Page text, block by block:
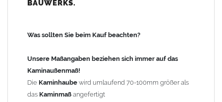
100mm
120mm
140mm
Andere Bohrmaße sind auf Anfrage möglich (Aufpreis
Sonderbohrung 55,99 EUR).
BAUWERKS.
Was sollten Sie beim Kauf beachten?
Unsere Maßangaben beziehen sich immer auf das
Kaminaußenmaß!
Die Kaminhaube wird umlaufend 70-100mm größer als
das Kaminmaß angefertigt